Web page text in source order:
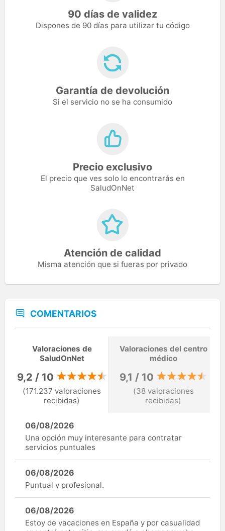
90 días de validez
Dispones de 90 días para utilizar tu código
Garantía de devolución
Si el servicio no se ha consumido
Precio exclusivo
El precio que ves solo lo encontrarás en
SaludOnNet
Atención de calidad
Misma atención que si fueras por privado
COMENTARIOS
Valoraciones de
SaludOnNet
9,2 / 10
(171.237 valoraciones
recibidas)
Valoraciones del centro
médico
9,1 / 10
(38 valoraciones
recibidas)
06/08/2026
Una opción muy interesante para contratar
servicios puntuales
06/08/2026
Puntual y profesional.
06/08/2026
Estoy de vacaciones en España y por casualidad